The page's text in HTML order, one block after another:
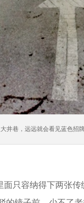
井巷，远远就会看见蓝色招牌
只容纳得下两张